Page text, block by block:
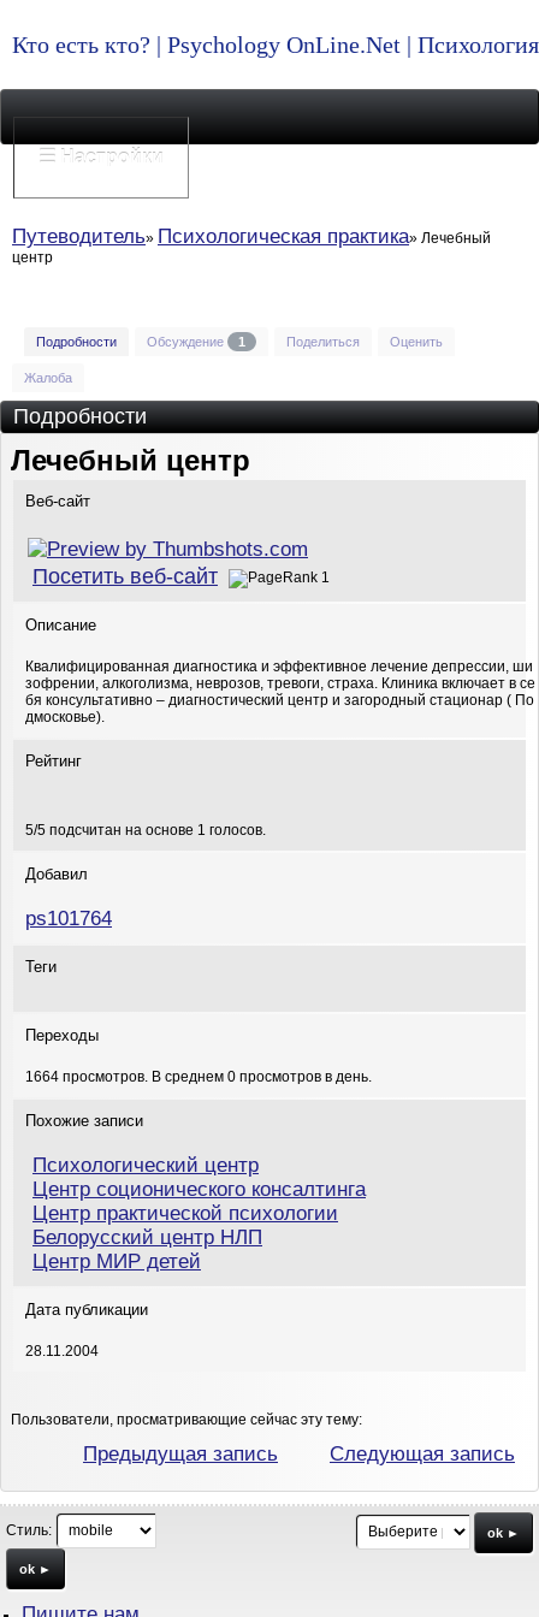
Кто есть кто? | Psychology OnLine.Net |
☰ Настройки
Путеводитель Психологическая практика
Лечебный
центр
Подробности Обсуждение 1 Поделиться Оценить
Жалоба
Подробности
Лечебный центр
Веб-сайт
Посетить веб-сайт
Описание
Квалифицированная диагностика и эффективное лечение депрессии, ши
зофрении, алкоголизма, неврозов, тревоги, страха. Клиника включает в се
бя консультативно – диагностический центр и загородный стационар ( По
дмосковье).
Рейтинг
5/5 подсчитан на основе 1 голосов.
Добавил
ps101764
Теги
Переходы
1664 просмотров. В среднем 0 просмотров в день.
Похожие записи
Психологический центр
Центр соционического консалтинга
Центр практической психологии
Белорусский центр НЛП
Центр МИР детей
Дата публикации
28.11.2004
Пользователи, просматривающие сейчас эту тему:
Предыдущая запись Следующая запись
Стиль:
ok ►
ok ►